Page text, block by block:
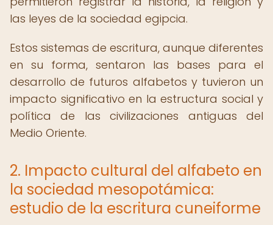
las leyes de la sociedad egipcia.
Estos sistemas de escritura, aunque diferentes
en su forma, sentaron las bases para el
desarrollo de futuros alfabetos y tuvieron un
impacto significativo en la estructura social y
política de las civilizaciones antiguas del
Medio Oriente.
2. Impacto cultural del alfabeto en
la sociedad mesopotámica:
estudio de la escritura cuneiforme